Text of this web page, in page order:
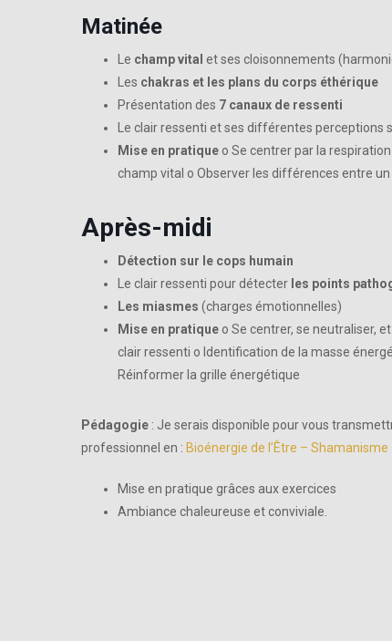
Matinée
Le champ vital et ses cloisonnements
Les chakras et les plans du corps éthérique
Présentation des 7 canaux de ressenti
Le clair ressenti et ses différentes perceptions
Mise en pratique o Se centrer par la
champ vital o Observer les différences entre
Après-midi
Détection sur le cops humain
Le clair ressenti pour détecter les points
Les miasmes (charges émotionnelles)
Mise en pratique o Se centrer, se neutraliser,
clair ressenti o Identification de la masse
Réinformer la grille énergétique
Pédagogie : Je serais disponible pour vous
professionnel en : Bioénergie de l’Être – Shamanisme
Mise en pratique grâces aux exercices
Ambiance chaleureuse et conviviale.